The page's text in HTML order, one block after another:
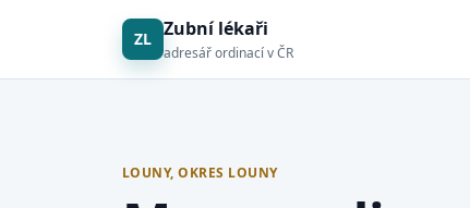
ZL Zubní lékaři
adresář ordinací v ČR
LOUNY, OKRES LOUNY